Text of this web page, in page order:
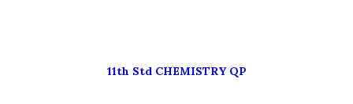
11th Std CHEMISTRY QP